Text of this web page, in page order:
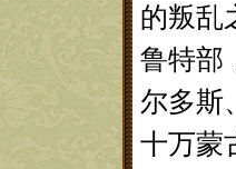
的叛乱
鲁特部
尔多斯
十万蒙